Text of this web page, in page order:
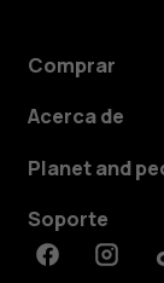
Comprar
Acerca de
Planet and
Soporte
Facebook